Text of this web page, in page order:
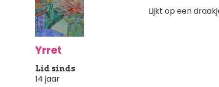
Yrret
Lid sinds
14 jaar
Lijkt op een